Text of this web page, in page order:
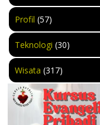
Profil (57)
Teknologi (30)
Wisata (317)